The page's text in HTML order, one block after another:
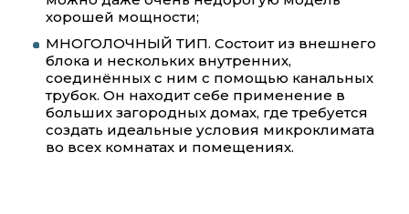
хорошей мощности;
МНОГОЛОЧНЫЙ ТИП. Состоит из внешнего
блока и нескольких внутренних,
соединённых с ним с помощью канальных
трубок. Он находит себе применение в
больших загородных домах, где требуется
создать идеальные условия микроклимата
во всех комнатах и помещениях.